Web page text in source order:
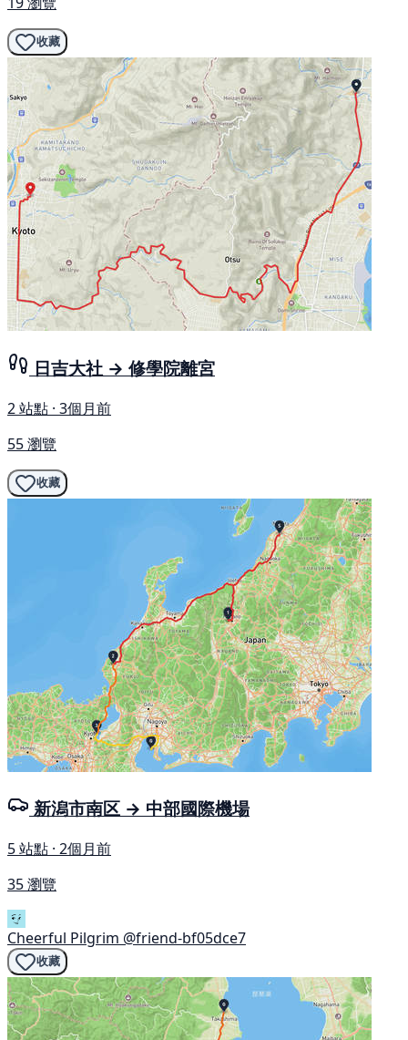
收藏
日吉大社 → 修學院離宮
2 站點 · 3個月前
55 瀏覽
收藏
新潟市南区 → 中部國際機場
5 站點 · 2個月前
35 瀏覽
Cheerful Pilgrim @friend-bf05dce7
收藏